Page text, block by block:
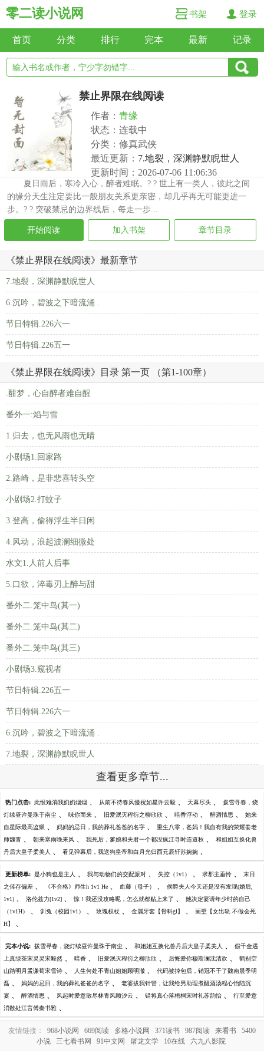
零二读小说网 书架 登录
首页 分类 排行 完本 最新 记录
禁止界限在线阅读
作者： 青缘
状态：连载中
分类：修真武侠
最近更新： 7.地裂，深渊静默睨世人
更新时间：2026-07-06 11:06:36
夏日雨后，寒冷入心，醉者难眠。? ? 世上有一类人，彼此之间
的缘分天生注定要比一般朋友关系更亲密，却几乎再无可能更进一
步。? ? 突破禁忌的边界线后，每走一步...
开始阅读 加入书架 章节目录
《禁止界限在线阅读》最新章节
7.地裂，深渊静默睨世人
6.沉吟，碧波之下暗流涌 .
节日特辑.226六一
节日特辑.226五一
《禁止界限在线阅读》目录 第一页 （第1-100章）
.酣梦，心自醉者难自醒
番外一:焰与雪
1.归去，也无风雨也无晴
小剧场1.回家路
2.路崎，是非悲喜转头空
小剧场2.打蚊子
3.登高，偷得浮生半日闲
4.风动，浪起波澜细微处
水文1.人前人后事
5.口欲，淬毒刃上醉与甜
番外二.笼中鸟(其一)
番外二.笼中鸟(其二)
番外二.笼中鸟(其三)
小剧场3.窥视者
节日特辑.226五一
节日特辑.226六一
6.沉吟，碧波之下暗流涌 .
7.地裂，深渊静默睨世人
查看更多章节...
热门点击: 此恨难消我奶奶烟烟 、 从前不待春风慢祝如星许云毅 、 天幕尽头 、 拨雪寻春，烧
灯续昼许曼珠于南尘 、 味你而来 、 旧爱泯灭程衍之柳欣欣 、 暗香浮动 、 醉酒情思 、 她来
自星际最高监狱 、 妈妈的忌日，我的葬礼爸爸的名字 、 重生八零，爸妈！我自有我的荣耀姜老
师魏杳 、 朝来寒雨晚来风 、 我死后，爹娘和夫君一个都没疯江寻时连道秋 、 和姐姐互换化兽
丹后大皇子柔美人 、 看见弹幕后，我送狗皇帝和白月光归西元辰轩苏婉婉 、
更新榜单: 是小狗也是主人 、 我与动物们的交配派对 、 失控（1v1） 、 求郡主垂怜 、 末日
之倖存偏差 、 《不合格》师生h 1v1 He 、 血藤（母子） 、 侯爵夫人今天还是没有发现(婚后,
1v1) 、 洛伦兹力[1v2] 、 惊！我还没攻略呢，怎么就都贴上来了 、 她决定宴请年少时的自己
（1v1H） 、 训兔（校园1v1） 、 玫瑰权杖 、 金属牙套【骨科gl】 、 画壁【女出轨 不做会死
H】 、
完本小说: 拨雪寻春，烧灯续昼许曼珠于南尘 、 和姐姐互换化兽丹后大皇子柔美人 、 假千金遇
上真绿茶宋灵灵宋毅然 、 暗香 、 旧爱泯灭程衍之柳欣欣 、 后悔爱你穆斯澜沈清欢 、 鹤别空
山踏明月孟谦荀宋雪诗 、 人生何处不青山姐姐顾明澈 、 代码被掉包后，销冠不干了魏南晨季明
磊 、 妈妈的忌日，我的葬礼爸爸的名字 、 老婆拔我针管，让我给男助理煮醒酒汤程心怡陆沉
宴 、 醉酒情思 、 风起时爱意散尽林青风顾汐云 、 错将真心落梧桐宋时礼苏韵怡 、 行至爱意
消散处江言傅秦书雅 、
友情链接： 968小说网 669阅读 多格小说网 371读书 987阅读 来看书
5400
小说
三七看书网 91中文网 屠龙文学 10在线 六九八影院